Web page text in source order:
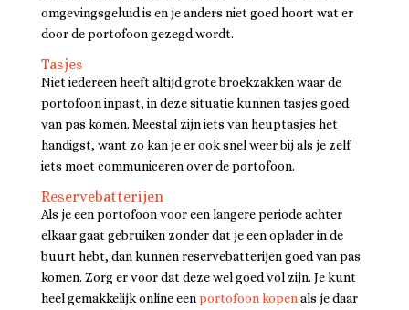
omgevingsgeluid is en je anders niet goed hoort wat er
door de portofoon gezegd wordt.
Tasjes
Niet iedereen heeft altijd grote broekzakken waar de
portofoon inpast, in deze situatie kunnen tasjes goed
van pas komen. Meestal zijn iets van heuptasjes het
handigst, want zo kan je er ook snel weer bij als je zelf
iets moet communiceren over de portofoon.
Reservebatterijen
Als je een portofoon voor een langere periode achter
elkaar gaat gebruiken zonder dat je een oplader in de
buurt hebt, dan kunnen reservebatterijen goed van pas
komen. Zorg er voor dat deze wel goed vol zijn. Je kunt
heel gemakkelijk online eenportofoon kopenals je daar